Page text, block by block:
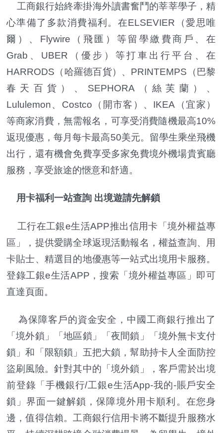
工商銀行始終牽掛海外讀書奮鬥的莘莘學子，精
心準備了多款消費福利。在ELSEVIER（愛思唯
爾）、Flywire（飛匯）等留學繳費商戶、在
Grab、UBER（優步）等打車出行平台、在
HARRODS（哈羅德百貨）、PRINTEMPS（巴黎
春天百貨）、SEPHORA（絲芙蘭）、
Lululemon、Costco（開市客）、IKEA（宜家）
等商家消費，無需報名，可享受消費隨機最高10%
返現優惠，每月每卡最高50美元。留學生乘坐飛機
出行，還有機會免費享受多家免費境外機場貴賓廳
服務，享受旅途的愜意和舒適。
用卡福利一站查詢 出境遊請先解鎖
工行在工銀e生活APP推出信用卡「境外權益專
區」，提供愛購全球返現活動報名，權益查詢、用
卡貼士、精選目的地優惠等一站式出境用卡服務。
登錄工銀e生活APP，搜索「境外權益專區」即可
直達頁面。
為保障客戶的資金安全，中國工商銀行推出了
「境外鎖」「地區鎖」「夜間鎖」「境外無卡支付
鎖」和「限額鎖」五把大鎖，幫助持卡人全面防控
盜刷風險。針對其中的「境外鎖」，客戶需於出境
前登錄「手機銀行/工銀e生活App-我的-賬戶安全
鎖」界面一鍵解鎖，保障境外用卡順利。在您身
邊，值得信賴。工商銀行信用卡將不斷提升服務水